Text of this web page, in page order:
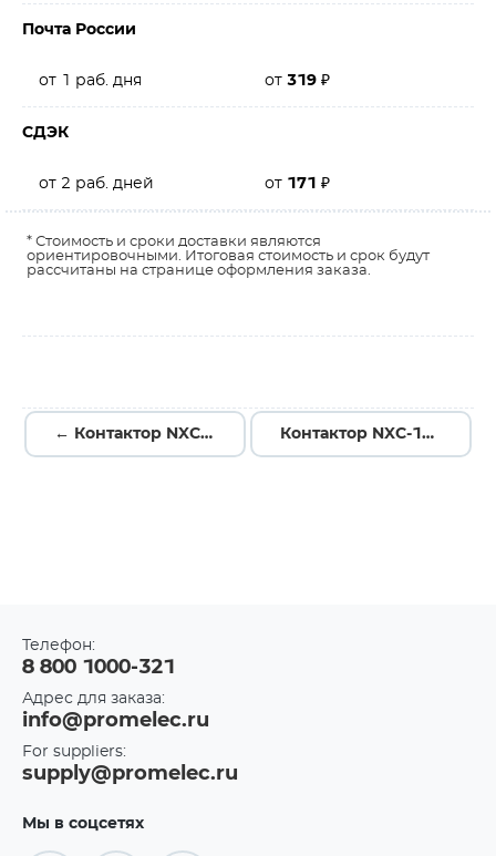
Почта России
от 1 раб. дня от 319 ₽
СДЭК
от 2 раб. дней от 171 ₽
* Стоимость и сроки доставки являются
ориентировочными. Итоговая стоимость и срок будут
рассчитаны на странице оформления заказа.
← Контактор NXC-185 185А кат. 220В AC 2НО+2НЗ AC-3 836519 Контактор NXC-160 160А кат. 220В AC 2НО+2НЗ AC-3 836515 →
Телефон:
8 800 1000-321
Адрес для заказа:
info@promelec.ru
For suppliers:
supply@promelec.ru
Мы в соцсетях